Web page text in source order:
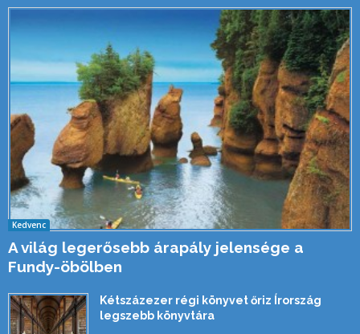
Kedvenc
A világ legerősebb árapály jelensége a
Fundy-öbölben
Kétszázezer régi könyvet őriz Írország
legszebb könyvtára